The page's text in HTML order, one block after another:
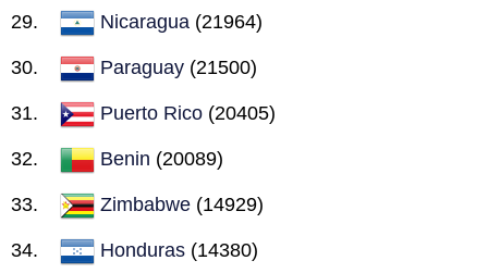
Nicaragua (21964)
Paraguay (21500)
Puerto Rico (20405)
Benin (20089)
Zimbabwe (14929)
Honduras (14380)